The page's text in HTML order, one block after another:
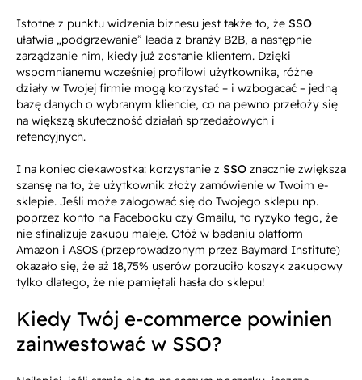
Istotne z punktu widzenia biznesu jest także to, że SSO
ułatwia „podgrzewanie” leada z branży B2B, a następnie
zarządzanie nim, kiedy już zostanie klientem. Dzięki
wspomnianemu wcześniej profilowi użytkownika, różne
działy w Twojej firmie mogą korzystać – i wzbogacać – jedną
bazę danych o wybranym kliencie, co na pewno przełoży się
na większą skuteczność działań sprzedażowych i
retencyjnych.
I na koniec ciekawostka: korzystanie z SSO znacznie zwiększa
szansę na to, że użytkownik złoży zamówienie w Twoim e-
sklepie. Jeśli może zalogować się do Twojego sklepu np.
poprzez konto na Facebooku czy Gmailu, to ryzyko tego, że
nie sfinalizuje zakupu maleje. Otóż w badaniu platform
Amazon i ASOS (przeprowadzonym przez Baymard Institute)
okazało się, że aż 18,75% userów porzuciło koszyk zakupowy
tylko dlatego, że nie pamiętali hasła do sklepu!
Kiedy Twój e-commerce powinien
zainwestować w SSO?